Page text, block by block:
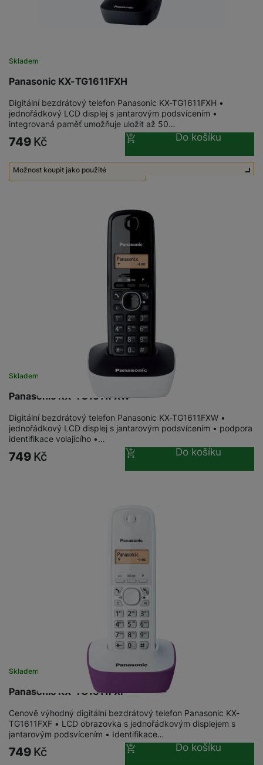
Panasonic KX-TG1611FXH
Skladem
Digitální bezdrátový telefon Panasonic KX-TG1611FXH •
jednořádkový LCD displej s jantarovým podsvícením •
integrovaná paměť umožňuje uložit až 50…
749 Kč Do košíku
Možnost koupit jako použité
Panasonic KX-TG1611FXW
Skladem
Digitální bezdrátový telefon Panasonic KX-TG1611FXW •
jednořádkový LCD displej s jantarovým podsvícením • podpora
identifikace volajícího •…
749 Kč Do košíku
Panasonic KX-TG1611FXF
Skladem
Cenově výhodný digitální bezdrátový telefon Panasonic KX-
TG1611FXF • LCD obrazovka s jednořádkovým displejem s
jantarovým podsvícením • Identifikace…
749 Kč Do košíku